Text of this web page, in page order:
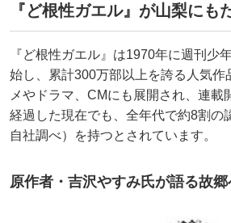
『ど根性ガエル』が山梨にも
『ど根性ガエル』は1970年に週刊少
始し、累計300万部以上を誇る人気作
メやドラマ、CMにも展開され、連載
経過した現在でも、全年代で約8割の
自社調べ）を持つとされています。
原作者・吉沢やすみ氏が語る故